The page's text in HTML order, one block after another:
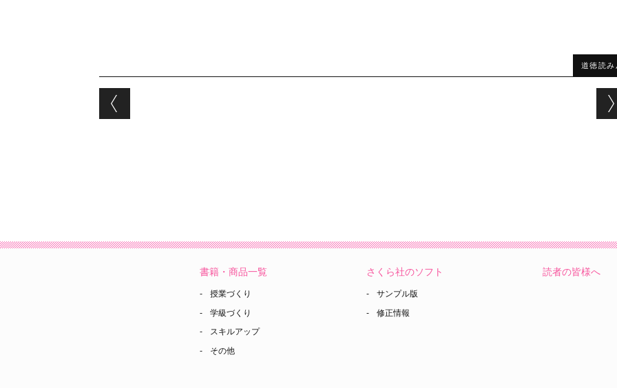
道徳読
Post navigation
書籍・商品一覧
授業づくり
学級づくり
スキルアップ
その他
さくら社のソフト
サンプル版
修正情報
読者の皆様へ